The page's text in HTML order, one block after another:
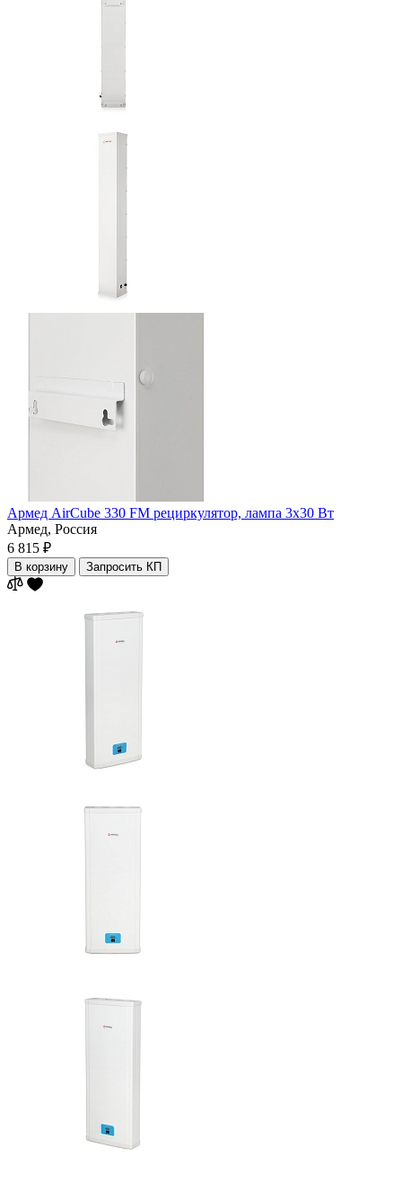
Армед AirCube 330 FM рециркулятор, лампа 3х30 Вт
Армед, Россия
6 815 ₽
В корзину Запросить КП